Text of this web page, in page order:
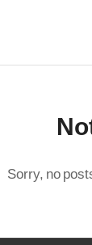
Sorry, no